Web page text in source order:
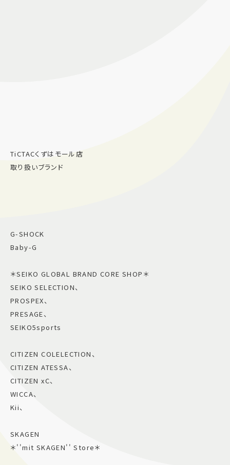
TiCTACくずはモール店
取り扱いブランド
G-SHOCK
Baby-G
＊SEIKO GLOBAL BRAND CORE SHOP＊
SEIKO SELECTION、
PROSPEX、
PRESAGE、
SEIKO5sports
CITIZEN COLELECTION、
CITIZEN ATESSA、
CITIZEN xC、
WICCA、
Kii、
SKAGEN
＊''mit SKAGEN'' Store＊